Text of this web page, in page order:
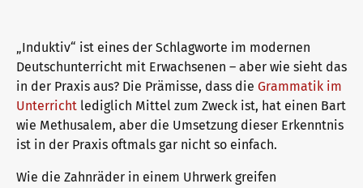
Infos für Prüfungszentren
telc Zertifikate DIGITAL
Downloadbereich
Infopakete
Qualifizierung Prüfungsverantwortung
Qualifikationsphasen
„Induktiv“ ist eines der Schlagworte im modernen
Deutschunterricht mit Erwachsenen – aber wie sieht das
in der Praxis aus? Die Prämisse, dass die Grammatik im
Unterricht lediglich Mittel zum Zweck ist, hat einen Bart
wie Methusalem, aber die Umsetzung dieser Erkenntnis
ist in der Praxis oftmals gar nicht so einfach.
Wie die Zahnräder in einem Uhrwerk greifen